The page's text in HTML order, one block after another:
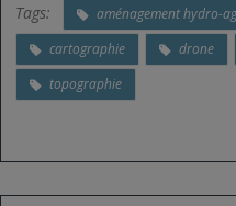
Tags: aménagement hydro-
cartographie
drone
topographie